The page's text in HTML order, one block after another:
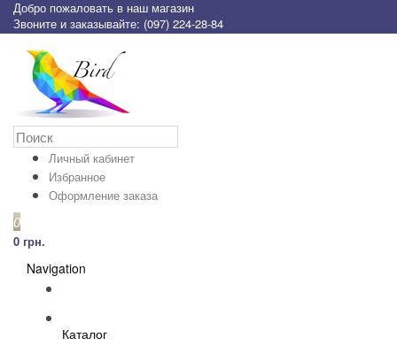
Добро пожаловать в наш магазин
Звоните и заказывайте: (097) 224-28-84
Личный кабинет
Избранное
Оформление заказа
0
0 грн.
Navigation
Каталог